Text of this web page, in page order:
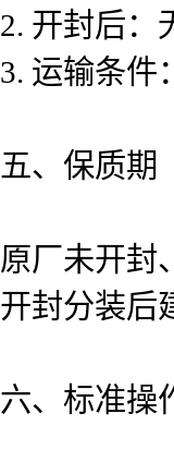
2. 开封后：
3. 运输条件
五、保质期
原厂未开封
开封分装后
六、标准操